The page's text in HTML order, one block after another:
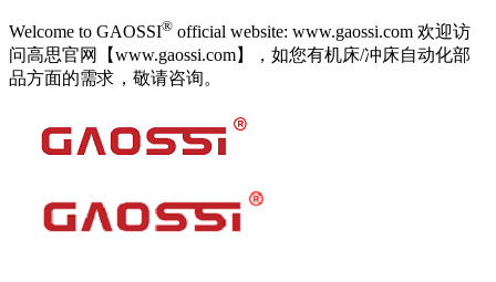
Welcome to GAOSSI® official website: www.gaossi.com 欢迎访
问高思官网【www.gaossi.com】，如您有机床/冲床自动化部
品方面的需求，敬请咨询。